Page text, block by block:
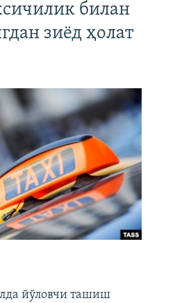
билан
зиёд ҳолат
йўловчи ташиш